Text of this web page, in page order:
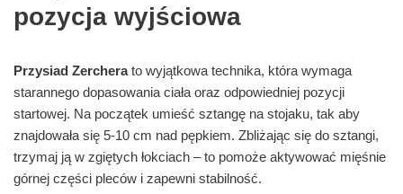
pozycja wyjściowa
Przysiad Zercherato wyjątkowa technika, która wymaga
starannego dopasowania ciała oraz odpowiedniej pozycji
startowej. Na początek umieść sztangę na stojaku, tak aby
znajdowała się 5-10 cm nad pępkiem. Zbliżając się do sztangi,
trzymaj ją w zgiętych łokciach – to pomoże aktywować mięśnie
górnej części pleców i zapewni stabilność.